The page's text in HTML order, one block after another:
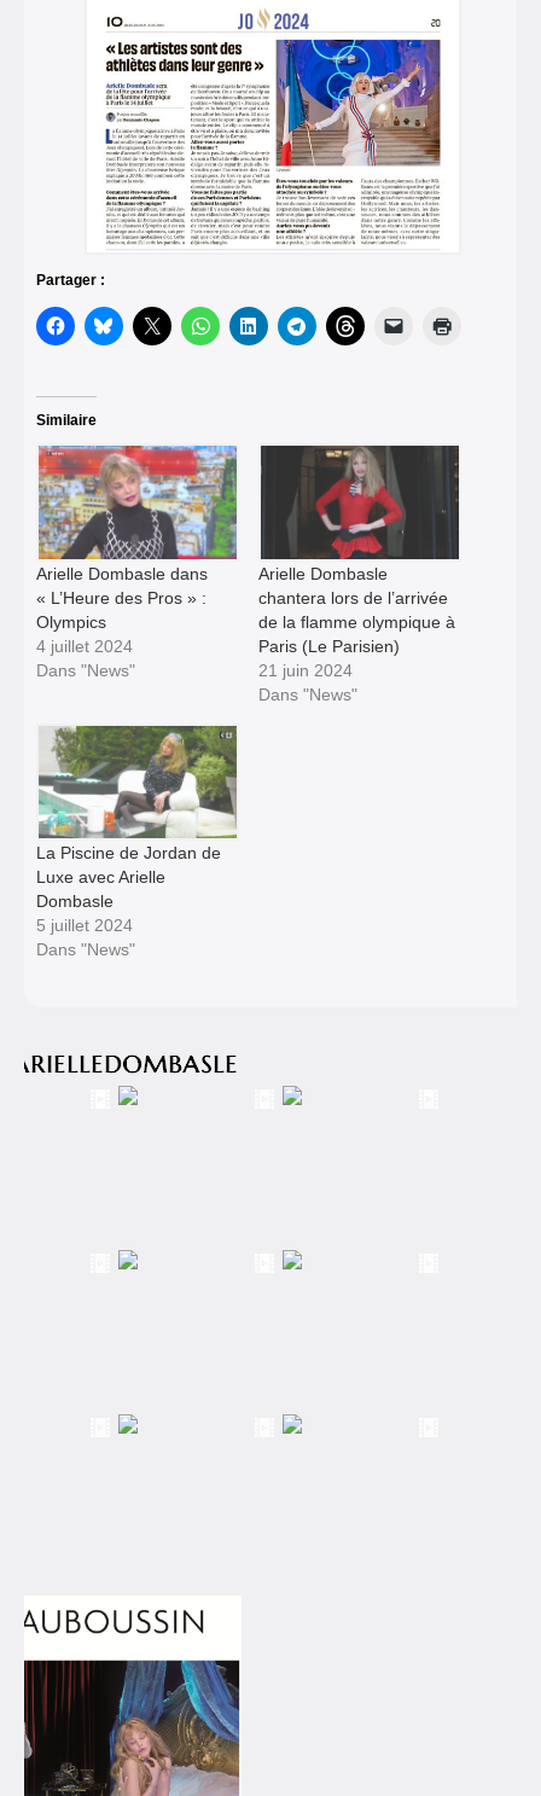
Partager :
Similaire
Arielle Dombasle dans
« L’Heure des Pros » :
Olympics
4 juillet 2024
Dans "News"
Arielle Dombasle
chantera lors de l’arrivée
de la flamme olympique à
Paris (Le Parisien)
21 juin 2024
Dans "News"
La Piscine de Jordan de
Luxe avec Arielle
Dombasle
5 juillet 2024
Dans "News"